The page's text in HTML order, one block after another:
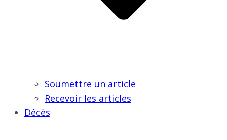
Soumettre un article
Recevoir les articles
Décès